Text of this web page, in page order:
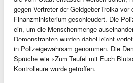
gegen Vertreter der Geldgeber-Troika vor
Finanzministerium geschleudert. Die
ein, um die Menschenmenge
Demonstranten wurden dabei leicht
in Polizeigewahrsam genommen. Die
Sprüche wie «Zum Teufel mit Euch
Kontrolleure wurde getroffen.